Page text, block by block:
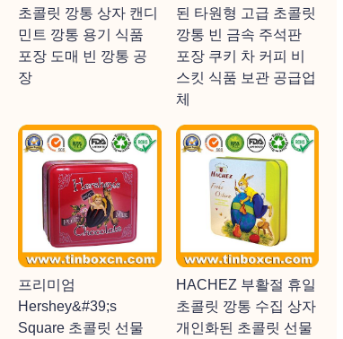
초콜릿 깡통 상자 캔디
민트 깡통 용기 식품
포장 도매 빈 깡통 공
장
된 타원형 고급 초콜릿
깡통 빈 금속 주석판
포장 쿠키 차 커피 비
스킷 식품 보관 공급업
체
프리미엄
Hershey&#39;s
Square 초콜릿 선물
HACHEZ 부활절 휴일
초콜릿 깡통 수집 상자
개인화된 초콜릿 선물